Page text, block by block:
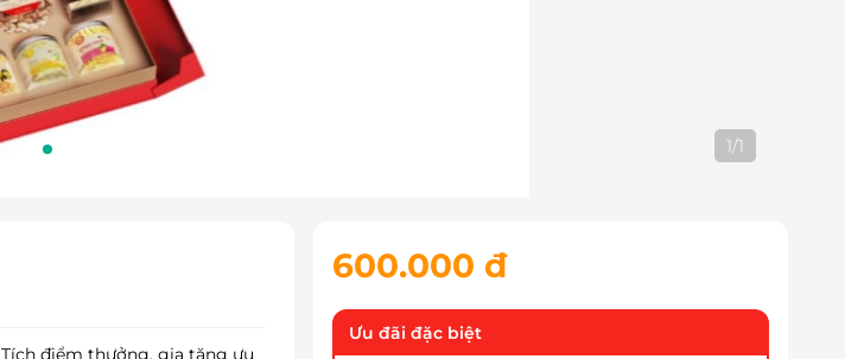
1/1
Tích điểm thưởng, gia tăng ưu
600.000 đ
Ưu đãi đặc biệt